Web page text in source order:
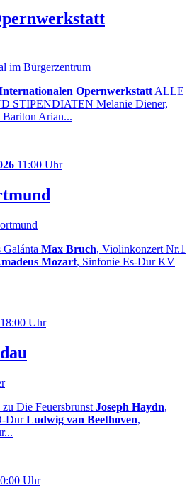
im Bürgerzentrum
OpernwerkstattALLE
STIPENDIATEN Melanie Diener,
Bariton Arian...
11:00 Uhr
Galánta Max Bruch, Violinkonzert Nr.1
Mozart, Sinfonie Es-Dur KV
18:00 Uhr
Die Feuersbrunst Joseph Haydn,
DurLudwig van Beethoven,
Uhr